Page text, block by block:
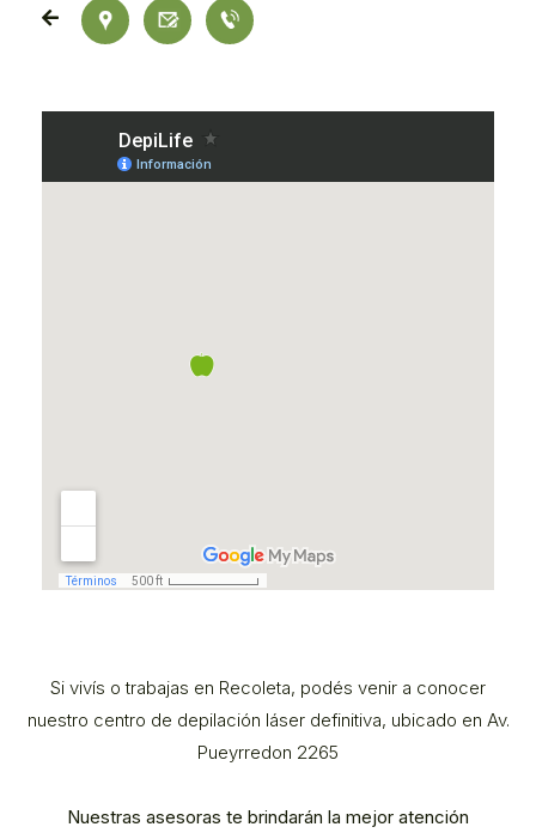
Si vivís o trabajas en Recoleta, podés venir a conocer
nuestro centro de depilación láser definitiva, ubicado en Av.
Pueyrredon 2265
Nuestras asesoras te brindarán la mejor atención